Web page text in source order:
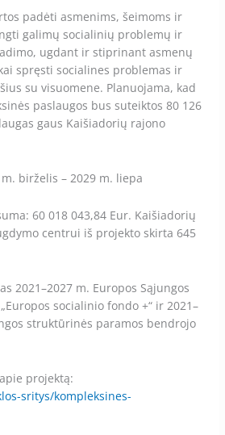
padėti asmenims, šeimoms ir
galimų socialinių problemų ir
ugdant ir stiprinant asmenų
spręsti socialines problemas ir
su visuomene. Planuojama, kad
paslaugos bus suteiktos 80 126
gaus Kaišiadorių rajono
birželis – 2029 m. liepa
60 018 043,84 Eur. Kaišiadorių
centrui iš projekto skirta 645
2021–2027 m. Europos Sąjungos
socialinio fondo +“ ir 2021–
struktūrinės paramos bendrojo
projektą:
sritys/kompleksines-